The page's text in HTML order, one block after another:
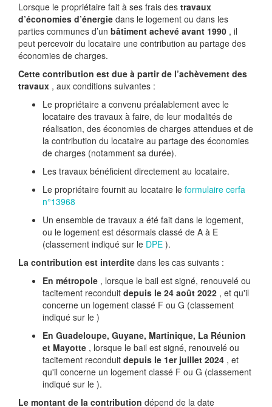
Lorsque le propriétaire fait à ses frais des travaux
d’économies d’énergie dans le logement ou dans les
parties communes d’un bâtiment achevé avant 1990 , il
peut percevoir du locataire une contribution au partage des
économies de charges.
Cette contribution est due à partir de l’achèvement des
travaux , aux conditions suivantes :
Le propriétaire a convenu préalablement avec le
locataire des travaux à faire, de leur modalités de
réalisation, des économies de charges attendues et de
la contribution du locataire au partage des économies
de charges (notamment sa durée).
Les travaux bénéficient directement au locataire.
Le propriétaire fournit au locataire le formulaire cerfa
n°13968
Un ensemble de travaux a été fait dans le logement,
ou le logement est désormais classé de A à E
(classement indiqué sur le DPE ).
La contribution est interdite dans les cas suivants :
En métropole , lorsque le bail est signé, renouvelé ou
tacitement reconduit depuis le 24 août 2022 , et qu'il
concerne un logement classé F ou G (classement
indiqué sur le )
En Guadeloupe, Guyane, Martinique, La Réunion
et Mayotte , lorsque le bail est signé, renouvelé ou
tacitement reconduit depuis le 1er juillet 2024 , et
qu'il concerne un logement classé F ou G (classement
indiqué sur le ).
Le montant de la contribution dépend de la date